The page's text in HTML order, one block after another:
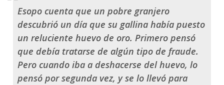
Esopo cuenta que un pobre granjero
descubrió un día que su gallina había puesto
un reluciente huevo de oro. Primero pensó
que debía tratarse de algún tipo de fraude.
Pero cuando iba a deshacerse del huevo, lo
pensó por segunda vez, y se lo llevó para